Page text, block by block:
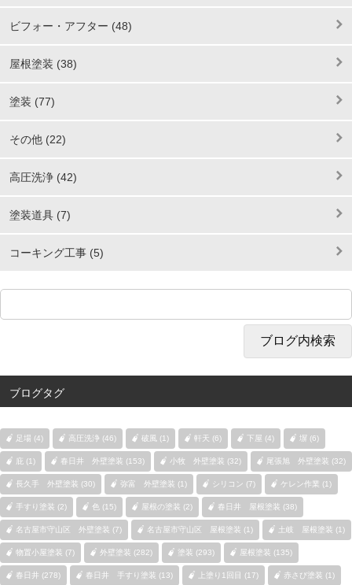
ビフォー・アフター (48)
屋根塗装 (38)
塗装 (77)
その他 (22)
高圧洗浄 (42)
塗装道具 (7)
コーキング工事 (5)
ブログタグ
足場 (4) 高圧洗浄 (46) 破風 (1) 軒天 (6) 下屋 (4) 塀 (6)
庇 (1) 春日井 外壁塗装 (153) 小牧 外壁塗装 (32) 尾張旭 外壁塗装 (32)
長久手 外壁塗装 (30) 弥富 外壁塗装 (1) シリコン (7) ケレン作業 (1)
手すり塗装 (2) 色 (15) 屋根の塗装 (2) 春日井 屋根塗装 (38)
名古屋市守山区 外壁塗装 (7) 名古屋市守山区 屋根塗装 (1) 土岐 屋根塗装 (1)
物置小屋塗装 (7) 外壁塗装 (282) 塗装 (293) 屋根塗装 (135)
春日井 (278) 春日井 手すり塗装 (13) 上塗り1回目 (17) 赤さび塗装 (1)